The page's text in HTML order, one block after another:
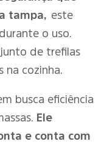
tampa, este
o uso.
de trefilas
na cozinha.
busca eficiência
Ele
e conta com